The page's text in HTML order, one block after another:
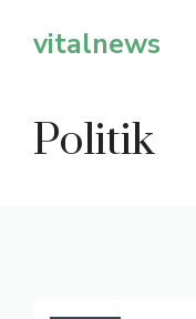
Inhaltvitalnews
Politik